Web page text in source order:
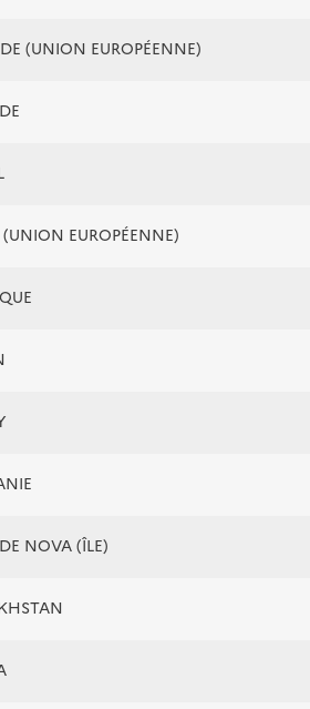
(UNION EUROPÉENNE)
(UNION EUROPÉENNE)
NOVA (ÎLE)